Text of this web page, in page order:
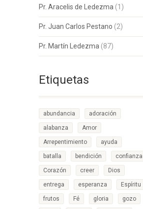
Pr. Aracelis de Ledezma (1)
Pr. Juan Carlos Pestano (2)
Pr. Martín Ledezma (87)
Etiquetas
abundancia adoración
alabanza Amor
Arrepentimiento ayuda
batalla bendición confianza
Corazón creer Dios
entrega esperanza Espíritu
frutos Fé gloria gozo